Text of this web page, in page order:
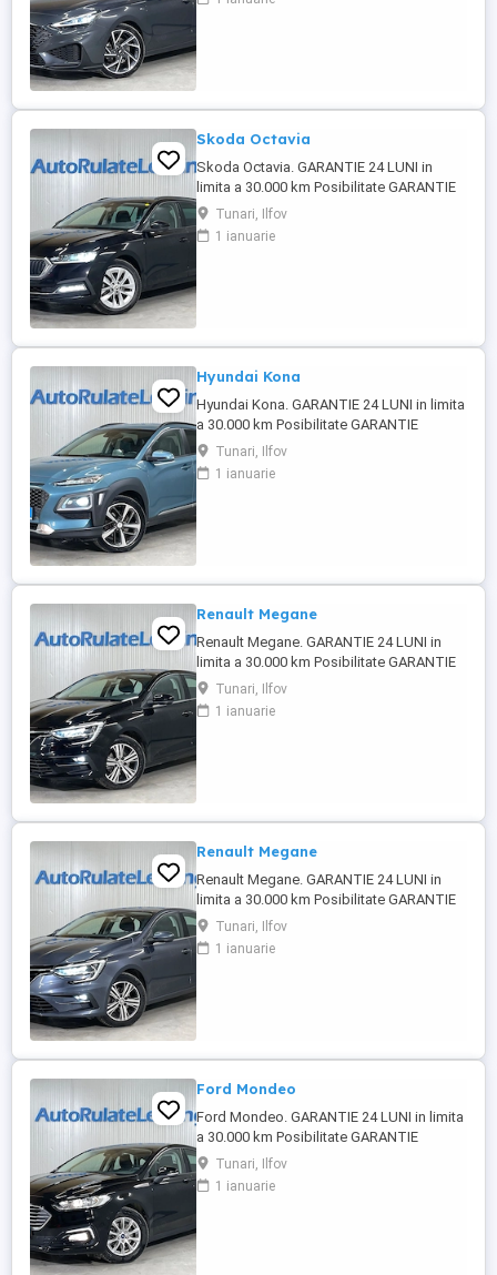
persoane fizice (cu venituri obtinute
Skoda Octavia
Skoda Octavia. GARANTIE 24 LUNI in
limita a 30.000 km Posibilitate GARANTIE
PREMIUM 24 LUNI in limita a 50.000 km
Posibilitate finantare cu avans 0% pe o
perioada de maxim 6 ani Aprobare
Tunari, Ilfov
1 ianuarie
Hyundai Kona
Hyundai Kona. GARANTIE 24 LUNI in limita
a 30.000 km Posibilitate GARANTIE
PREMIUM 24 LUNI in limita a 50.000 km
Factura se va emite in lei la cursul de
vanzare euro al Bancii Transilvania din
Tunari, Ilfov
1 ianuarie
Renault Megane
Renault Megane. GARANTIE 24 LUNI in
limita a 30.000 km Posibilitate GARANTIE
PREMIUM 24 LUNI in limita a 50.000 km
Raport verificare CEBIA disponibil
Posibilitate finantare cu avans 0% pe o
Tunari, Ilfov
1 ianuarie
Renault Megane
Renault Megane. GARANTIE 24 LUNI in
limita a 30.000 km Posibilitate GARANTIE
PREMIUM 24 LUNI in limita a 50.000 km
Raport verificare CEBIA disponibil
Posibilitate finantare cu avans 0% pe o
Tunari, Ilfov
1 ianuarie
Ford Mondeo
Ford Mondeo. GARANTIE 24 LUNI in limita
a 30.000 km Posibilitate GARANTIE
PREMIUM 24 LUNI in limita a 50.000 km
Raport verificare CEBIA disponibil
Posibilitate finantare cu avans 0% pe o
Tunari, Ilfov
1 ianuarie